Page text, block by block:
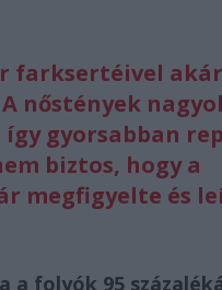
farksertéivel
nőstények
gyorsabban
biztos, hogy a
megfigyelte és
a folyók 95